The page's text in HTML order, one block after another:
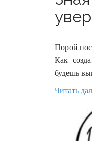
Порой
Как
будешь
Читать